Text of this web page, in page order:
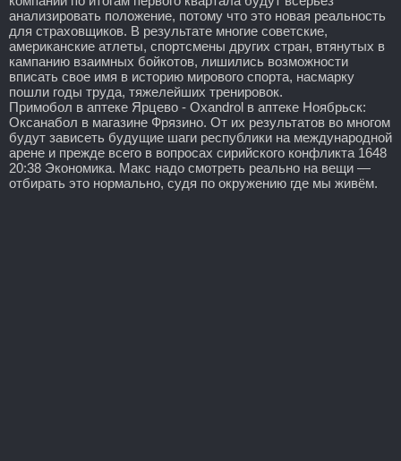
анализировать положение, потому что это новая реальность
для страховщиков. В результате многие советские,
американские атлеты, спортсмены других стран, втянутых в
кампанию взаимных бойкотов, лишились возможности
вписать свое имя в историю мирового спорта, насмарку
пошли годы труда, тяжелейших тренировок.
Примобол в аптеке Ярцево - Oxandrol в аптеке Ноябрьск:
Оксанабол в магазине Фрязино. От их результатов во многом
будут зависеть будущие шаги республики на международной
арене и прежде всего в вопросах сирийского конфликта 1648
20:38 Экономика. Макс надо смотреть реально на вещи —
отбирать это нормально, судя по окружению где мы живём.